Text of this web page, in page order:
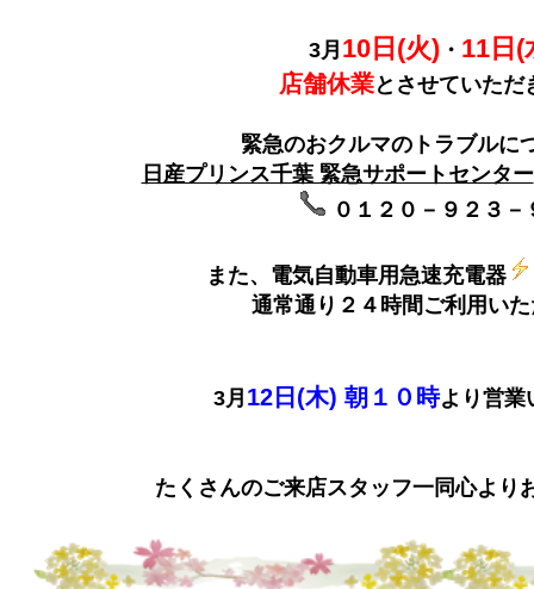
3月 10日(火) ・ 11日(
店舗休業とさせていただ
緊急のおクルマのトラブルに
日産プリンス千葉 緊急サポートセンター
０１２０－９２３－
また、電気自動車用急速充電器
通常通り２４時間ご利用い
3月 12日(木) 朝１０時より営業
たくさんのご来店スタッフ一同心よ